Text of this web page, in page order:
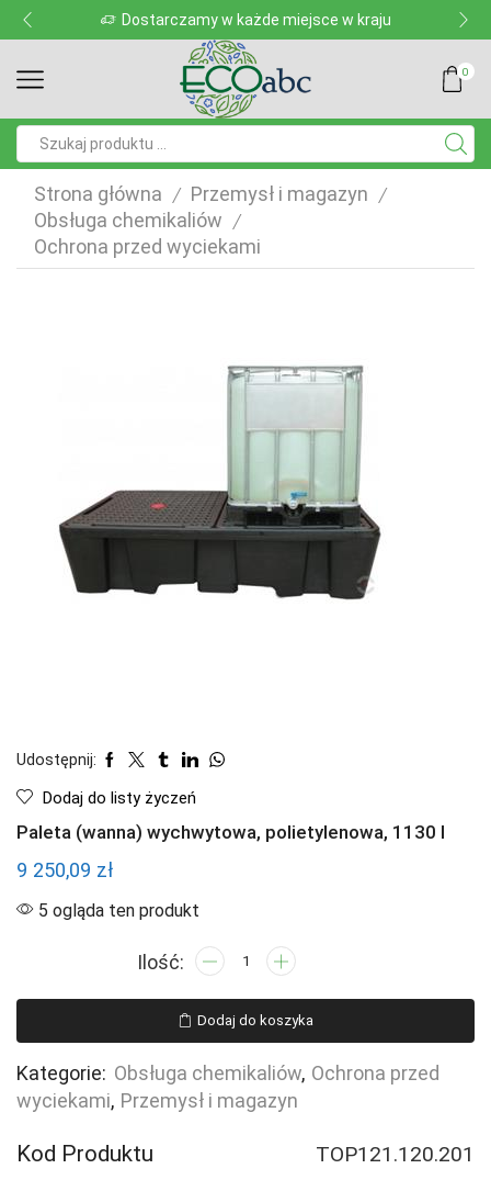
Dostarczamy w każde miejsce w kraju
0
Strona główna / Przemysł i magazyn /
Obsługa chemikaliów /
Ochrona przed wyciekami
Udostępnij:
Dodaj do listy życzeń
Paleta (wanna) wychwytowa, polietylenowa, 1130 l
9 250,09 zł
5 ogląda ten produkt
ilość
(wanna)
wychwytowa,
polietylenowa,
1130
Dodaj do koszyka
Kategorie: Obsługa chemikaliów, Ochrona przed
wyciekami, Przemysł i magazyn
Kod Produktu TOP121.120.201